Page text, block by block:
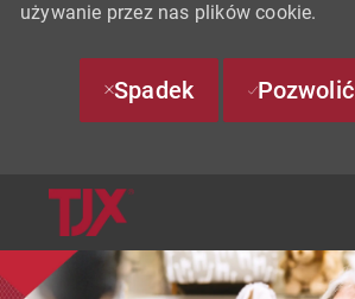
używanie przez nas plików cookie.
Spadek Pozwolić